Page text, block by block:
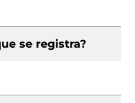
se registra?